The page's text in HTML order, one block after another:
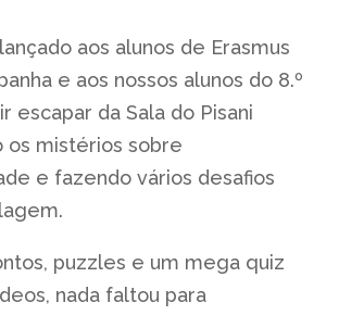
aos alunos de Erasmus
e aos nossos alunos do 8.º
escapar da Sala do Pisani
os mistérios sobre
e fazendo vários desafios
puzzles e um mega quiz
nada faltou para